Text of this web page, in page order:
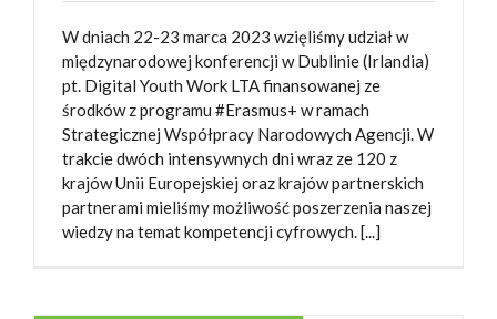
W dniach 22-23 marca 2023 wzięliśmy udział w
międzynarodowej konferencji w Dublinie (Irlandia)
pt. Digital Youth Work LTA finansowanej ze
środków z programu #Erasmus+ w ramach
Strategicznej Współpracy Narodowych Agencji. W
trakcie dwóch intensywnych dni wraz ze 120 z
krajów Unii Europejskiej oraz krajów partnerskich
partnerami mieliśmy możliwość poszerzenia naszej
wiedzy na temat kompetencji cyfrowych. [...]